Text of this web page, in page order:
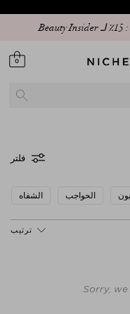
0
فلتر
الحواجب الشفاه
ترتيب
Sorry,